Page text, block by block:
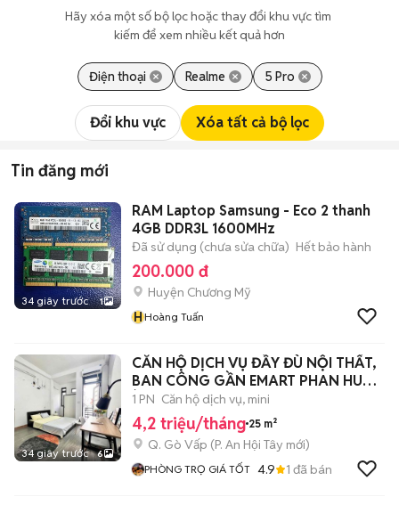
Hãy xóa một số bộ lọc hoặc thay đổi khu vực tìm
kiếm để xem nhiều kết quả hơn
Điện thoại Realme 5 Pro
Đổi khu vực Xóa tất cả bộ lọc
Tin đăng mới
34 giây trước 1
RAM Laptop Samsung - Eco 2 thanh
4GB DDR3L 1600MHz
Đã sử dụng (chưa sửa chữa) Hết bảo hành
200.000 đ
Huyện Chương Mỹ
HHoàng Tuấn
34 giây trước 6
CĂN HỘ DỊCH VỤ ĐẦY ĐÙ NỘI THẤT,
BAN CÔNG GẦN EMART PHAN HUY
ÍCH
1 PN Căn hộ dịch vụ, mini
4,2 triệu/tháng 25 m²
Q. Gò Vấp (P. An Hội Tây mới)
PHÒNG TRỌ GIÁ TỐT 4.9 1 đã bán